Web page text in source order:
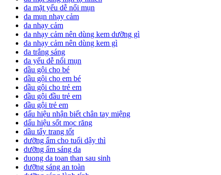
da mặt yếu dễ nổi mụn
da mụn nhạy cảm
da nhạy cảm
da nhạy cảm nên dùng kem dưỡng gì
da nhạy cảm nên dùng kem gì
da trắng sáng
da yếu dễ nổi mụn
dầu gội cho bé
dầu gội cho em bé
dầu gội cho trẻ em
dầu gội đầu trẻ em
dầu gội trẻ em
dấu hiệu nhận biết chân tay miệng
dấu hiệu sốt mọc răng
dầu tẩy trang tốt
dưỡng ẩm cho tuổi dậy thì
dưỡng ẩm sáng da
duong da toan than sau sinh
dưỡng sáng an toàn